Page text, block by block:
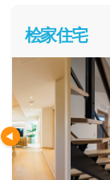
桧家住宅